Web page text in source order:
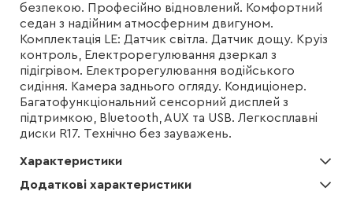
безпекою. Професійно відновлений. Комфортний
седан з надійним атмосферним двигуном.
Комплектація LE: Датчик світла. Датчик дощу. Круіз
контроль, Електрорегулювання дзеркал з
підігрівом. Електрорегулювання водійського
сидіння. Камера заднього огляду. Кондиціонер.
Багатофункціональний сенсорний дисплей з
підтримкою, Bluetooth, AUX та USB. Легкосплавні
диски R17. Технічно без зауважень.
Характеристики
Додаткові характеристики